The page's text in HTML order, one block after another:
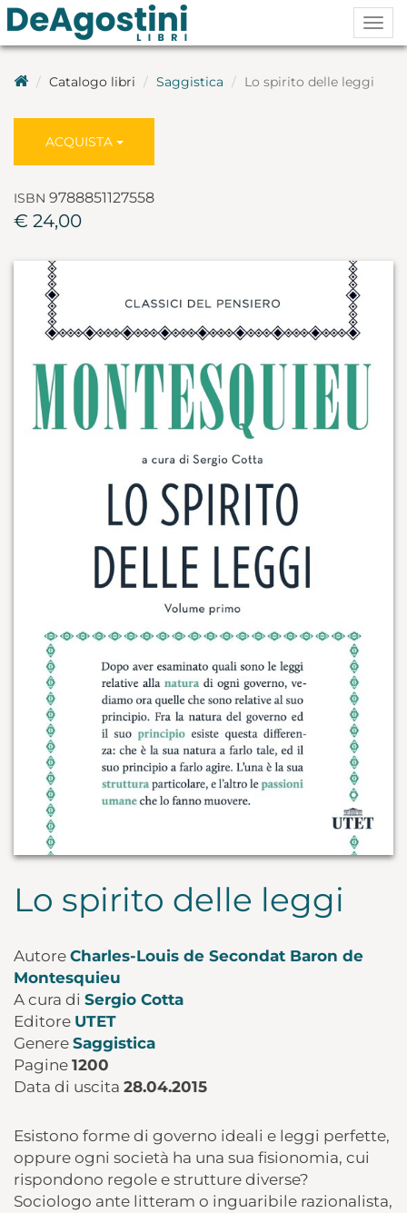
Catalogo libri Saggistica Lo spirito delle leggi
ACQUISTA
ISBN 9788851127558
€ 24,00
Lo spirito delle leggi
Autore Charles-Louis de Secondat Baron de
Montesquieu
A cura di Sergio Cotta
Editore UTET
Genere Saggistica
Pagine 1200
Data di uscita 28.04.2015
Esistono forme di governo ideali e leggi perfette,
oppure ogni società ha una sua fisionomia, cui
rispondono regole e strutture diverse?
Sociologo ante litteram o inguaribile razionalista,